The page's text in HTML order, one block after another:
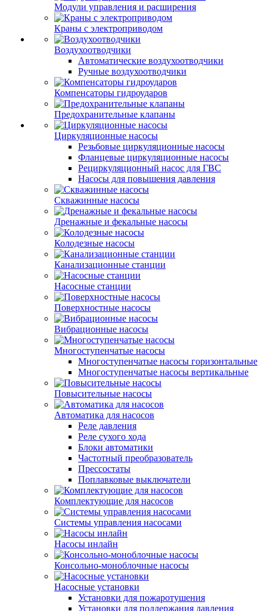
Модули управления и расширения
Краны с электроприводом
Воздухоотводчики
Автоматические воздухоотводчики
Ручные воздухоотводчики
Компенсаторы гидроударов
Предохранительные клапаны
Циркуляционные насосы
Резьбовые циркуляционные насосы
Фланцевые циркуляционные насосы
Рециркуляционный насос для ГВС
Насосы для повышения давления
Скважинные насосы
Дренажные и фекальные насосы
Колодезные насосы
Канализационные станции
Насосные станции
Поверхностные насосы
Вибрационные насосы
Многоступенчатые насосы
Многоступенчатые насосы горизонтальные
Многоступенчатые насосы вертикальные
Повысительные насосы
Автоматика для насосов
Реле давления
Реле сухого хода
Блоки автоматики
Частотный преобразователь
Прессостаты
Поплавковые выключатели
Комплектующие для насосов
Системы управления насосами
Насосы инлайн
Консольно-моноблочные насосы
Насосные установки
Установки для пожаротушения
Установки для поддержания давления